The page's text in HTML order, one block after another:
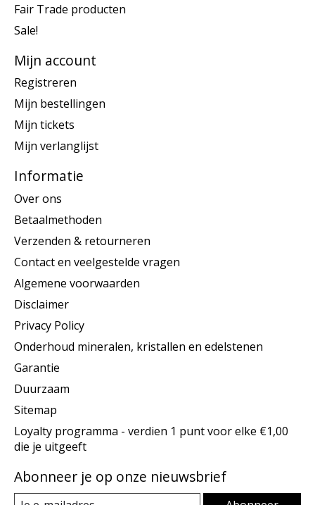
Fair Trade producten
Sale!
Mijn account
Registreren
Mijn bestellingen
Mijn tickets
Mijn verlanglijst
Informatie
Over ons
Betaalmethoden
Verzenden & retourneren
Contact en veelgestelde vragen
Algemene voorwaarden
Disclaimer
Privacy Policy
Onderhoud mineralen, kristallen en edelstenen
Garantie
Duurzaam
Sitemap
Loyalty programma - verdien 1 punt voor elke €1,00
die je uitgeeft
Abonneer je op onze nieuwsbrief